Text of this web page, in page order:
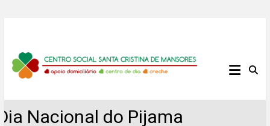
content
Centro
Santa
Nacional do Pijama